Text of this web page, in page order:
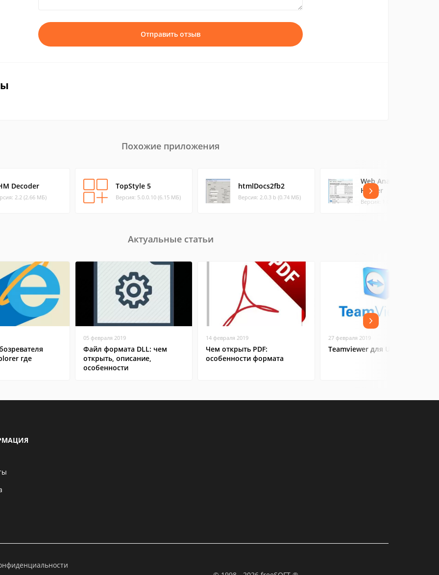
Отправить отзыв
Похожие приложения
Decoder
2.2 (2.66 МБ)
TopStyle 5
Версия: 5.0.0.10 (6.15 МБ)
htmlDocs2fb2
Версия: 2.0.3 b (0.74 МБ)
Web Analysator
Helper
Версия: 1.0 (0.02 МБ)
Актуальные статьи
где
05 февраля 2019
Файл формата DLL: чем
открыть, описание,
особенности
14 февраля 2019
Чем открыть PDF:
особенности формата
27 февраля 2019
Teamviewer для Ubuntu